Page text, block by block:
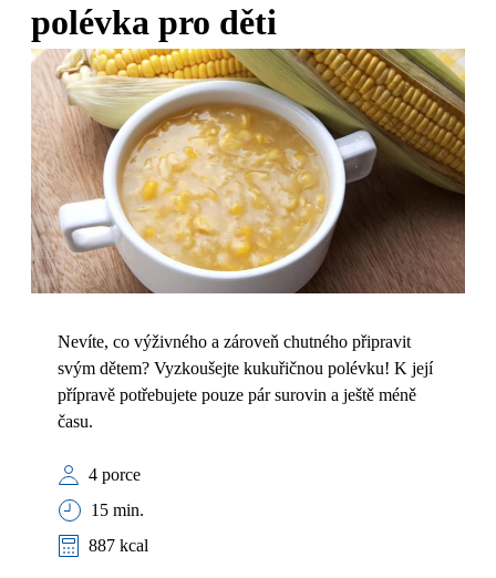
polévka pro děti
Nevíte, co výživného a zároveň chutného připravit
svým dětem? Vyzkoušejte kukuřičnou polévku! K její
přípravě potřebujete pouze pár surovin a ještě méně
času.
4 porce
15 min.
887 kcal